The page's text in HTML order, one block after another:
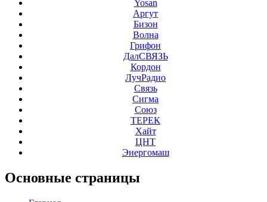
Yosan
Аргут
Бизон
Волна
Грифон
ДалСВЯЗЬ
Кордон
ЛучРадио
Связь
Сигма
Союз
ТЕРЕК
Хайт
ЦНТ
Энергомаш
Основные страницы